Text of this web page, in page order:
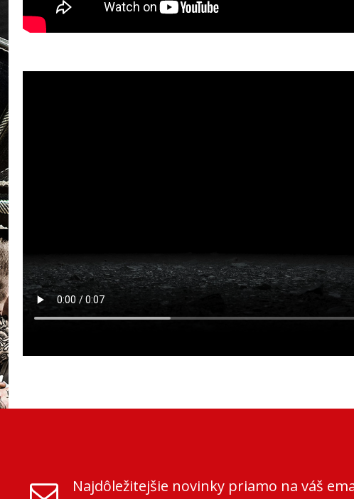
Najdôležitejšie novinky priamo na váš